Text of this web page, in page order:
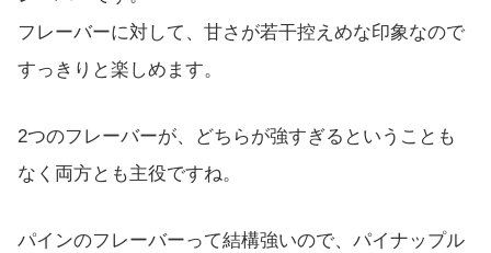
フレーバーに対して、甘さが若干控えめな印象なので
すっきりと楽しめます。
2つのフレーバーが、どちらが強すぎるということも
なく両方とも主役ですね。
パインのフレーバーって結構強いので、パイナップル